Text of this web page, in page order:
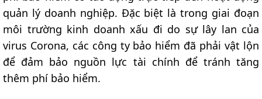
quản lý doanh nghiệp. Đặc biệt là trong giai đoạn
môi trường kinh doanh xấu đi do sự lây lan của
virus Corona, các công ty bảo hiểm đã phải vật lộn
để đảm bảo nguồn lực tài chính để tránh tăng
thêm phí bảo hiểm.